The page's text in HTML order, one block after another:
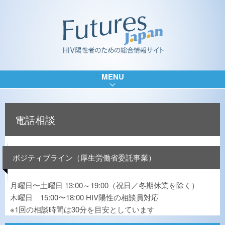
MENU
電話相談
ポジティブライン（厚生労働省委託事業）
月曜日〜土曜日 13:00～19:00（祝日／冬期休業を除く）
木曜日 15:00〜18:00 HIV陽性の相談員対応
※1回の相談時間は30分を目安としています